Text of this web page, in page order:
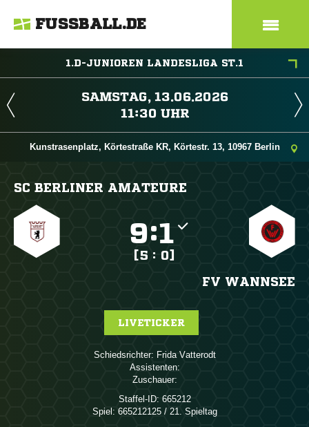
FUSSBALL.DE
1.D-JUNIOREN LANDESLIGA ST.1
 
 
Kunstrasenplatz, Körtestraße KR, Körtestr. 13, 10967 Berlin
SC BERLINER AMATEURE
:
[5 : 0]
FV WANNSEE
LIVETICKER
Schiedsrichter:  
Assistenten:
Zuschauer:
Staffel-ID: 665212
Spiel: 665212125 / 21. Spieltag